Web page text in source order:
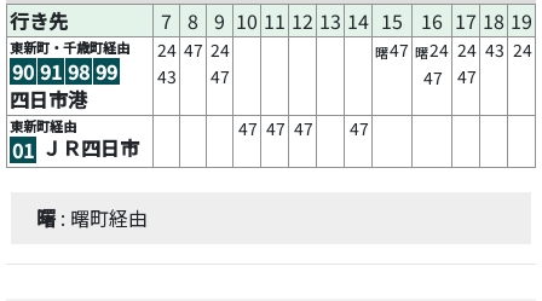
行き先
7 8 9 10 11 12 13 14 15 16 17 18 19
東新町・千歳町経由
90 91 98 99
四日市港
24
43
47 24
47
曙47 曙24
47
24
47
43 24
東新町経由
01 ＪＲ四日市
47 47 47 47
曙 : 曙町経由